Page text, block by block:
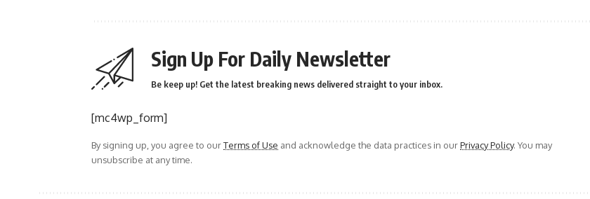
Sign Up For Daily Newsletter
Be keep up! Get the latest breaking news delivered straight to your inbox.
[mc4wp_form]
By signing up, you agree to ourTerms of Use and acknowledge the data practices in ourPrivacy Policy. You may
unsubscribe at any time.